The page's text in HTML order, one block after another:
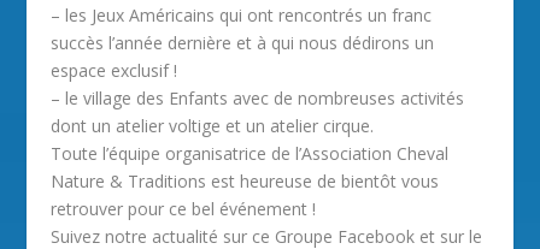
– les Jeux Américains qui ont rencontrés un franc
succès l’année dernière et à qui nous dédirons un
espace exclusif !
– le village des Enfants avec de nombreuses activités
dont un atelier voltige et un atelier cirque.
Toute l’équipe organisatrice de l’Association Cheval
Nature & Traditions est heureuse de bientôt vous
retrouver pour ce bel événement !
Suivez notre actualité sur ce Groupe Facebook et sur le